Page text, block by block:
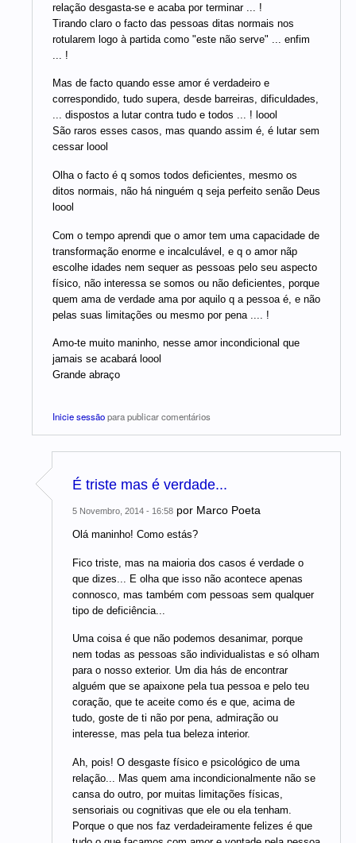
relação desgasta-se e acaba por terminar ... !
Tirando claro o facto das pessoas ditas normais nos
rotularem logo à partida como "este não serve" ... enfim
... !
Mas de facto quando esse amor é verdadeiro e
correspondido, tudo supera, desde barreiras, dificuldades,
... dispostos a lutar contra tudo e todos ... ! loool
São raros esses casos, mas quando assim é, é lutar sem
cessar loool
Olha o facto é q somos todos deficientes, mesmo os
ditos normais, não há ninguém q seja perfeito senão Deus
loool
Com o tempo aprendi que o amor tem uma capacidade de
transformação enorme e incalculável, e q o amor nãp
escolhe idades nem sequer as pessoas pelo seu aspecto
físico, não interessa se somos ou não deficientes, porque
quem ama de verdade ama por aquilo q a pessoa é, e não
pelas suas limitações ou mesmo por pena .... !
Amo-te muito maninho, nesse amor incondicional que
jamais se acabará loool
Grande abraço
Inicie sessãopara publicar comentários
É triste mas é verdade...
5 Novembro, 2014 - 16:58 por Marco Poeta
Olá maninho! Como estás?
Fico triste, mas na maioria dos casos é verdade o
que dizes... E olha que isso não acontece apenas
connosco, mas também com pessoas sem qualquer
tipo de deficiência...
Uma coisa é que não podemos desanimar, porque
nem todas as pessoas são individualistas e só olham
para o nosso exterior. Um dia hás de encontrar
alguém que se apaixone pela tua pessoa e pelo teu
coração, que te aceite como és e que, acima de
tudo, goste de ti não por pena, admiração ou
interesse, mas pela tua beleza interior.
Ah, pois! O desgaste físico e psicológico de uma
relação... Mas quem ama incondicionalmente não se
cansa do outro, por muitas limitações físicas,
sensoriais ou cognitivas que ele ou ela tenham.
Porque o que nos faz verdadeiramente felizes é que